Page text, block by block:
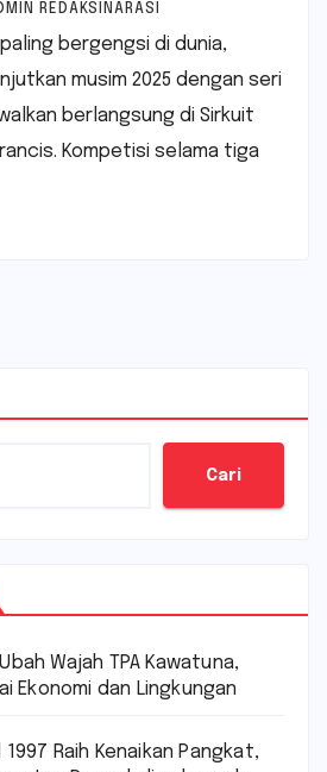
REDAKSINARASI
bergengsi di dunia,
musim 2025 dengan seri
berlangsung di Sirkuit
Kompetisi selama tiga
Cari
Wajah TPA Kawatuna,
Ekonomi dan Lingkungan
1997 Raih Kenaikan Pangkat,